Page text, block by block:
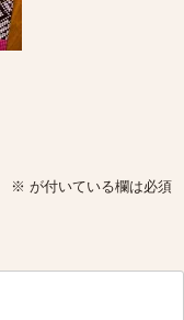
※ が付いている欄は必須